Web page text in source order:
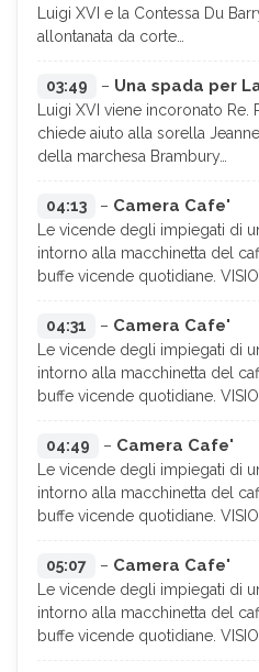
Luigi XVI e la Contessa Du
allontanata da corte…
03:49 – Una spada per
Luigi XVI viene incoronato Re.
chiede aiuto alla sorella
della marchesa Brambury…
04:13 – Camera Cafe'
Le vicende degli impiegati di
intorno alla macchinetta del
buffe vicende quotidiane.
04:31 – Camera Cafe'
Le vicende degli impiegati di
intorno alla macchinetta del
buffe vicende quotidiane.
04:49 – Camera Cafe'
Le vicende degli impiegati di
intorno alla macchinetta del
buffe vicende quotidiane.
05:07 – Camera Cafe'
Le vicende degli impiegati di
intorno alla macchinetta del
buffe vicende quotidiane.